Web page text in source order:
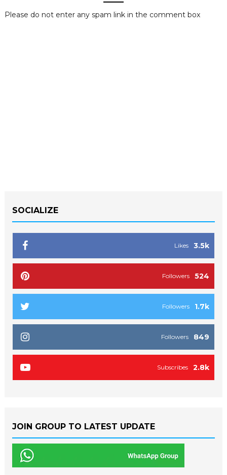
Please do not enter any spam link in the comment box
SOCIALIZE
3.5k
Likes
524
Followers
1.7k
Followers
849
Followers
2.8k
Subscribes
JOIN GROUP TO LATEST UPDATE